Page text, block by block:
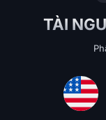
TÀI